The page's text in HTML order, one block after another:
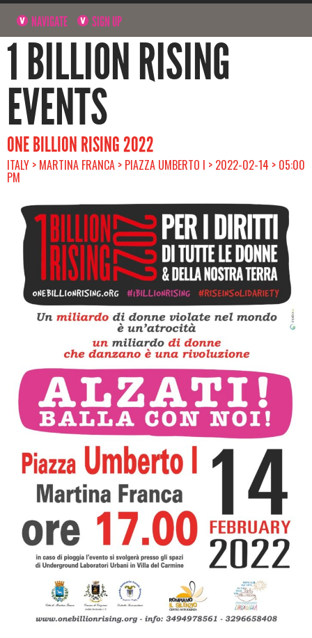
NAVIGATE SIGN UP
1 BILLION RISING
EVENTS
ONE BILLION RISING 2022
ITALY > MARTINA FRANCA > PIAZZA UMBERTO I > 2022-02-14 > 05:00
PM